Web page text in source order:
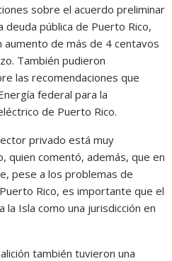
sobre el acuerdo preliminar
pública de Puerto Rico,
aumento de más de 4 centavos
También pudieron
las recomendaciones que
federal para la
de Puerto Rico.
privado está muy
quien comentó, además, que en
pese a los problemas de
Rico, es importante que el
Isla como una jurisdicción en
también tuvieron una